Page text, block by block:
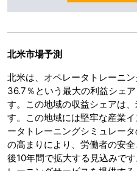
北米市場予測
北米は、オペレータトレーニ
36.7％という最大の利益シェ
す。この地域の収益シェアは
す。この地域には堅牢な産業
ータトレーニングシミュレー
の高まりにより、労働者の安
後10年間で拡大する見込みで